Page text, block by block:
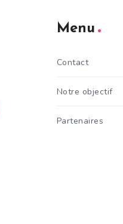
Menu
Contact
Notre objectif
Partenaires